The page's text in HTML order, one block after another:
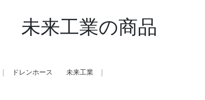
未来工業の商品
| ドレンホース 未来工業
|